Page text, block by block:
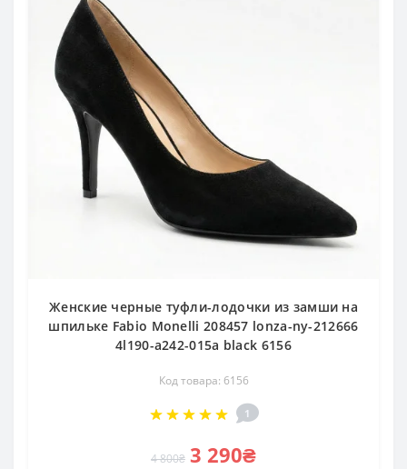
Женские черные туфли-лодочки из замши на
шпильке Fabio Monelli 208457 lonza-ny-212666
4l190-a242-015a black 6156
Код товара: 6156
1
4 800₴ 3 290₴